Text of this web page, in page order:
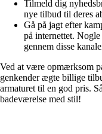
Tilmeld dig
nye tilbud til deres
Gå på jagt efter
på internettet.
gennem disse
Ved at være opmærksom
genkender ægte billige
armaturet til en god pris.
badeværelse med stil!